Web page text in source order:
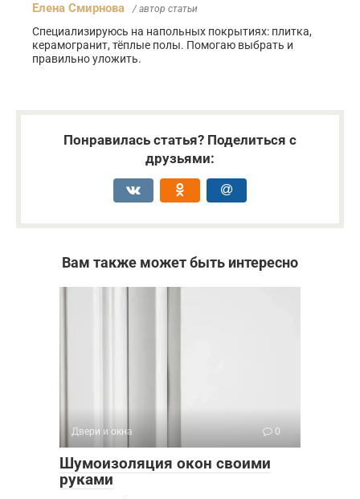
Елена Смирнова / автор статьи
Специализируюсь на напольных покрытиях: плитка,
керамогранит, тёплые полы. Помогаю выбрать и
правильно уложить.
Понравилась статья? Поделиться с
друзьями:
Вам также может быть интересно
Двери и окна 0
Шумоизоляция окон своими
руками